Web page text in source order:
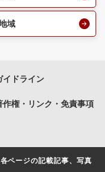
域
イドライン
作権・リンク・免責事項
各ページの記載記事、写真